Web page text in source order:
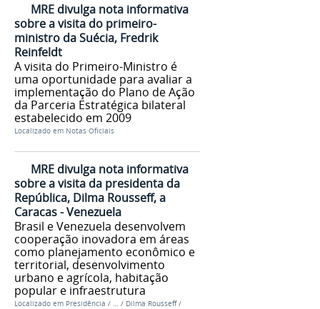
MRE divulga nota informativa
sobre a visita do primeiro-
ministro da Suécia, Fredrik
Reinfeldt
A visita do Primeiro-Ministro é
uma oportunidade para avaliar a
implementação do Plano de Ação
da Parceria Estratégica bilateral
estabelecido em 2009
Localizado em Notas Oficiais
MRE divulga nota informativa
sobre a visita da presidenta da
República, Dilma Rousseff, a
Caracas - Venezuela
Brasil e Venezuela desenvolvem
cooperação inovadora em áreas
como planejamento econômico e
territorial, desenvolvimento
urbano e agrícola, habitação
popular e infraestrutura
Localizado em Presidência / / Dilma Rousseff /